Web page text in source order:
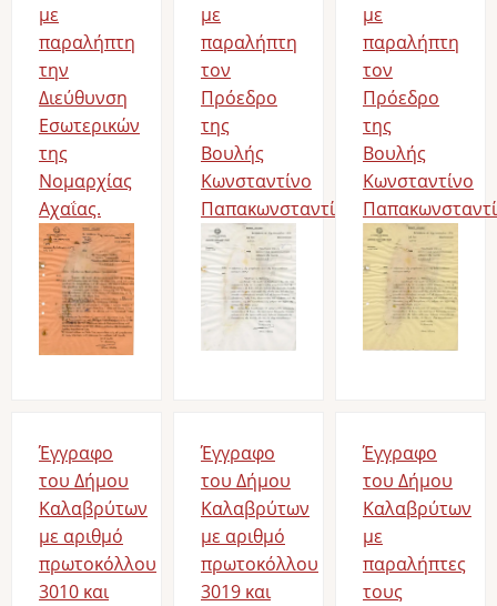
με
παραλήπτη
την
Διεύθυνση
Εσωτερικών
της
Νομαρχίας
Αχαΐας.
με
παραλήπτη
τον
Πρόεδρο
της
Βουλής
Κωνσταντίνο
Παπακωνσταντίνου.
με
παραλήπτη
τον
Πρόεδρο
της
Βουλής
Κωνσταντίνο
Έγγραφο
του Δήμου
Καλαβρύτων
με αριθμό
πρωτοκόλλου
3010 και
Έγγραφο
του Δήμου
Καλαβρύτων
με αριθμό
πρωτοκόλλου
3019 και
Έγγραφο
του Δήμου
Καλαβρύτων
με
παραλήπτες
τους